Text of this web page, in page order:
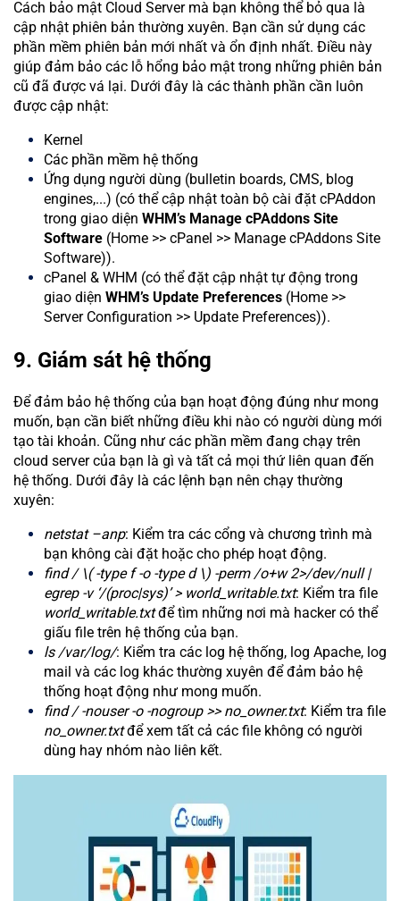
Cách bảo mật Cloud Server mà bạn không thể bỏ qua là
cập nhật phiên bản thường xuyên. Bạn cần sử dụng các
phần mềm phiên bản mới nhất và ổn định nhất. Điều này
giúp đảm bảo các lỗ hổng bảo mật trong những phiên bản
cũ đã được vá lại. Dưới đây là các thành phần cần luôn
được cập nhật:
Kernel
Các phần mềm hệ thống
Ứng dụng người dùng (bulletin boards, CMS, blog
engines,...) (có thể cập nhật toàn bộ cài đặt cPAddon
trong giao diện WHM’s Manage cPAddons Site
Software (Home >> cPanel >> Manage cPAddons Site
Software)).
cPanel & WHM (có thể đặt cập nhật tự động trong
giao diện WHM’s Update Preferences (Home >>
Server Configuration >> Update Preferences)).
9. Giám sát hệ thống
Để đảm bảo hệ thống của bạn hoạt động đúng như mong
muốn, bạn cần biết những điều khi nào có người dùng mới
tạo tài khoản. Cũng như các phần mềm đang chạy trên
cloud server của bạn là gì và tất cả mọi thứ liên quan đến
hệ thống. Dưới đây là các lệnh bạn nên chạy thường
xuyên:
netstat –anp: Kiểm tra các cổng và chương trình mà
bạn không cài đặt hoặc cho phép hoạt động.
find / \( -type f -o -type d \) -perm /o+w 2>/dev/null |
egrep -v ‘/(proc|sys)’ > world_writable.txt: Kiểm tra file
world_writable.txtđể tìm những nơi mà hacker có thể
giấu file trên hệ thống của bạn.
ls /var/log/: Kiểm tra các log hệ thống, log Apache, log
mail và các log khác thường xuyên để đảm bảo hệ
thống hoạt động như mong muốn.
find / -nouser -o -nogroup >> no_owner.txt: Kiểm tra file
no_owner.txtđể xem tất cả các file không có người
dùng hay nhóm nào liên kết.